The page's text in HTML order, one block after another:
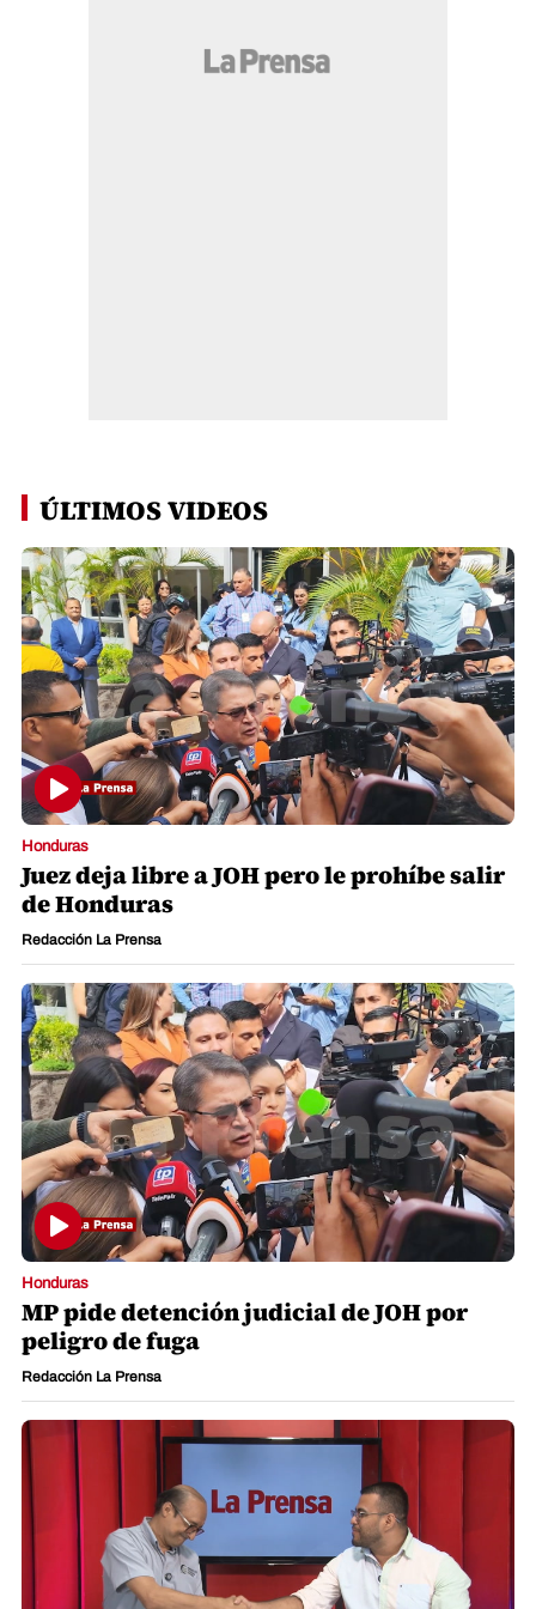
ÚLTIMOS VIDEOS
Honduras
Juez deja libre a JOH pero le prohíbe salir
de Honduras
Redacción La Prensa
Honduras
MP pide detención judicial de JOH por
peligro de fuga
Redacción La Prensa